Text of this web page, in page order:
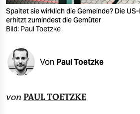
shop
unterstützen
abo
genossenschaft
Spaltet sie wirklich die Gemeinde? Die
erhitzt zumindest die Gemüter
Bild: Paul Toetzke
Von Paul Toetzke
von PAUL TOETZKE